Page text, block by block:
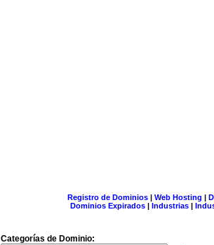
Registro de Dominios| Web Hosting |
Dominios Expirados | Industrias |
Categorías de Dominio: